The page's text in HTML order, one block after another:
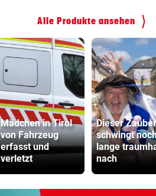
Alle Produkte ansehen
Mädchen in Tirol
von Fahrzeug
erfasst und
verletzt
Dieser Zauber
schwingt
lange
nach